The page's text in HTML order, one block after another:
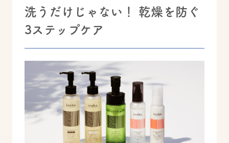
洗うだけじゃない！ 乾燥を防ぐ
3ステップケア